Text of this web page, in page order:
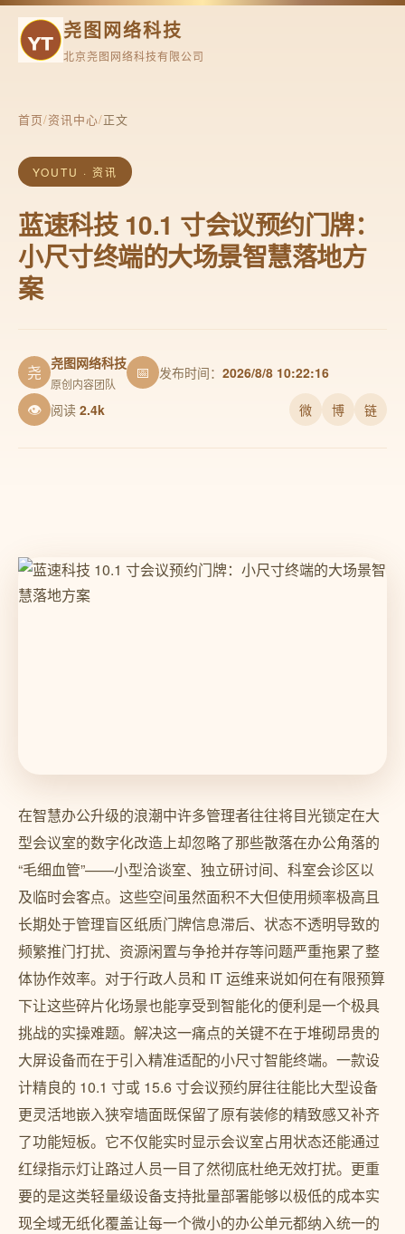
尧图网络科技
北京尧图网络科技有限公司
首页/资讯中心/正文
YOUTU · 资讯
蓝速科技 10.1 寸会议预约门牌：
小尺寸终端的大场景智慧落地方
案
尧 尧图网络科技
原创内容团队
📅 发布时间： 2026/8/8 10:22:16
👁 阅读 2.4k 微 博 链
在智慧办公升级的浪潮中许多管理者往往将目光锁定在大
型会议室的数字化改造上却忽略了那些散落在办公角落的
“毛细血管”——小型洽谈室、独立研讨间、科室会诊区以
及临时会客点。这些空间虽然面积不大但使用频率极高且
长期处于管理盲区纸质门牌信息滞后、状态不透明导致的
频繁推门打扰、资源闲置与争抢并存等问题严重拖累了整
体协作效率。对于行政人员和 IT 运维来说如何在有限预算
下让这些碎片化场景也能享受到智能化的便利是一个极具
挑战的实操难题。解决这一痛点的关键不在于堆砌昂贵的
大屏设备而在于引入精准适配的小尺寸智能终端。一款设
计精良的 10.1 寸或 15.6 寸会议预约屏往往能比大型设备
更灵活地嵌入狭窄墙面既保留了原有装修的精致感又补齐
了功能短板。它不仅能实时显示会议室占用状态还能通过
红绿指示灯让路过人员一目了然彻底杜绝无效打扰。更重
要的是这类轻量级设备支持批量部署能够以极低的成本实
现全域无纸化覆盖让每一个微小的办公单元都纳入统一的